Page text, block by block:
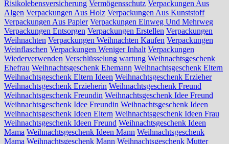
Risikolebensversicherung Vermögensschutz Verpackungen Aus
Algen Verpackungen Aus Holz Verpackungen Aus Kunststoff
Verpackungen Aus Papier Verpackungen Einweg Und Mehrweg
Verpackungen Entsorgen Verpackungen Erstellen Verpackungen
Weihnachten Verpackungen Weihnachten Kaufen Verpackungen
Weinflaschen Verpackungen Weniger Inhalt Verpackungen
Wiederverwenden Verschlüsselung wartung Weihnachtsgeschenk
Ehefrau Weihnachtsgeschenk Ehemann Weihnachtsgeschenk Eltern
Weihnachtsgeschenk Eltern Ideen Weihnachtsgeschenk Erzieher
Weihnachtsgeschenk Erzieherin Weihnachtsgeschenk Freund
Weihnachtsgeschenk Freundin Weihnachtsgeschenk Idee Freund
Weihnachtsgeschenk Idee Freundin Weihnachtsgeschenk Ideen
Weihnachtsgeschenk Ideen Eltern Weihnachtsgeschenk Ideen Frau
Weihnachtsgeschenk Ideen Freund Weihnachtsgeschenk Ideen
Mama Weihnachtsgeschenk Ideen Mann Weihnachtsgeschenk
Mama Weihnachtsgeschenk Mann Weihnachtsgeschenk Mutter